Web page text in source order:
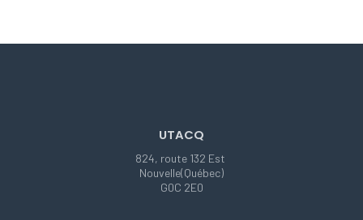
UTACQ
824, route 132 Est
Nouvelle(Québec)
G0C 2E0